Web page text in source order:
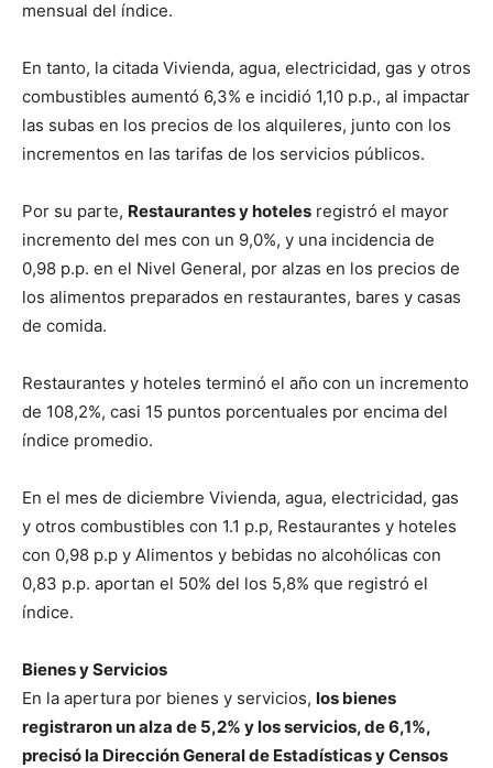
mensual del índice.
En tanto, la citada Vivienda, agua, electricidad, gas y otros
combustibles aumentó 6,3% e incidió 1,10 p.p., al impactar
las subas en los precios de los alquileres, junto con los
incrementos en las tarifas de los servicios públicos.
Por su parte, Restaurantes y hoteles registró el mayor
incremento del mes con un 9,0%, y una incidencia de
0,98 p.p. en el Nivel General, por alzas en los precios de
los alimentos preparados en restaurantes, bares y casas
de comida.
Restaurantes y hoteles terminó el año con un incremento
de 108,2%, casi 15 puntos porcentuales por encima del
índice promedio.
En el mes de diciembre Vivienda, agua, electricidad, gas
y otros combustibles con 1.1 p.p, Restaurantes y hoteles
con 0,98 p.p y Alimentos y bebidas no alcohólicas con
0,83 p.p. aportan el 50% del los 5,8% que registró el
índice.
Bienes y Servicios
En la apertura por bienes y servicios, los bienes
registraron un alza de 5,2% y los servicios, de 6,1%,
precisó la Dirección General de Estadísticas y Censos